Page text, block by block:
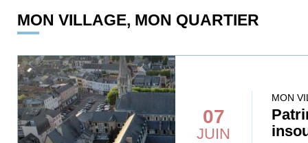
MON VILLAGE, MON QUARTIER
07
JUIN
MON